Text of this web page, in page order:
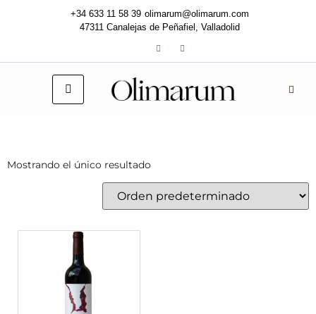
+34 633 11 58 39 olimarum@olimarum.com
47311 Canalejas de Peñafiel, Valladolid
Mostrando el único resultado